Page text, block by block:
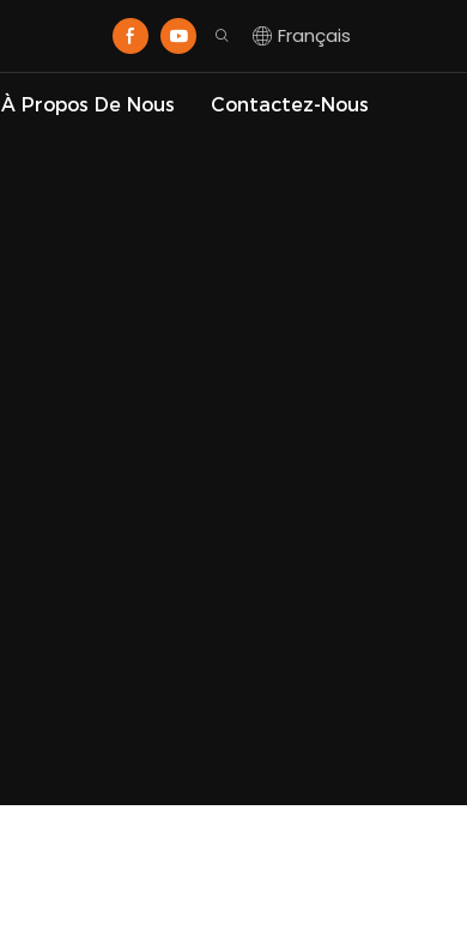
Français
À Propos De Nous Contactez-Nous